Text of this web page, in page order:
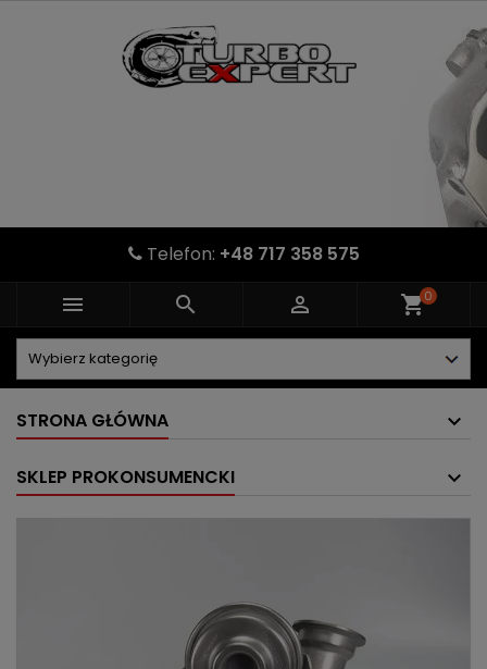
Telefon: +48 717 358 575
   shopping_cart0
STRONA GŁÓWNA
SKLEP PROKONSUMENCKI